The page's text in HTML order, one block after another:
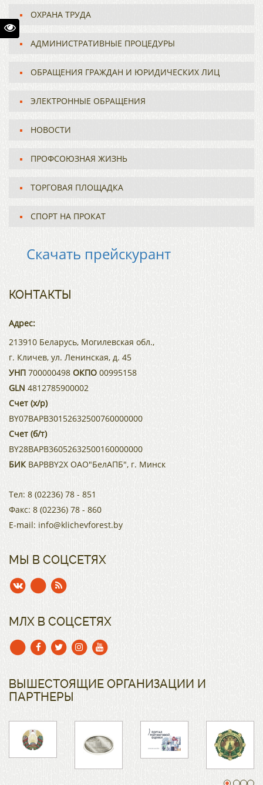
ОХРАНА ТРУДА
АДМИНИСТРАТИВНЫЕ ПРОЦЕДУРЫ
ОБРАЩЕНИЯ ГРАЖДАН И ЮРИДИЧЕСКИХ ЛИЦ
ЭЛЕКТРОННЫЕ ОБРАЩЕНИЯ
НОВОСТИ
ПРОФСОЮЗНАЯ ЖИЗНЬ
ТОРГОВАЯ ПЛОЩАДКА
СПОРТ НА ПРОКАТ
Скачать прейскурант
КОНТАКТЫ
Адрес:
213910 Беларусь, Могилевская обл.,
г. Кличев, ул. Ленинская, д. 45
УНП 700000498 ОКПО 00995158
GLN 4812785900002
Счет (х/р)
BY07BAPB30152632500760000000
Счет (б/т)
BY28BAPB36052632500160000000
БИКBAPBBY2X ОАО"БелАПБ", г. Минск
Тел: 8 (02236) 78 - 851
Факс: 8 (02236) 78 - 860
E-mail: info@klichevforest.by
МЫ В СОЦСЕТЯХ
МЛХ В СОЦСЕТЯХ
ВЫШЕСТОЯЩИЕ ОРГАНИЗАЦИИ И
ПАРТНЕРЫ